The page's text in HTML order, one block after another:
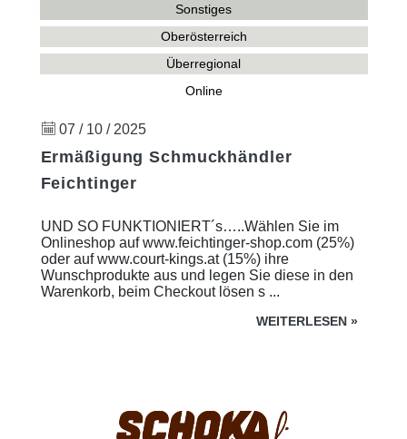
Sonstiges
Oberösterreich
Überregional
Online
07 / 10 / 2025
Ermäßigung Schmuckhändler
Feichtinger
UND SO FUNKTIONIERT´s…..Wählen Sie im
Onlineshop auf www.feichtinger-shop.com (25%)
oder auf www.court-kings.at (15%) ihre
Wunschprodukte aus und legen Sie diese in den
Warenkorb, beim Checkout lösen s ...
WEITERLESEN »